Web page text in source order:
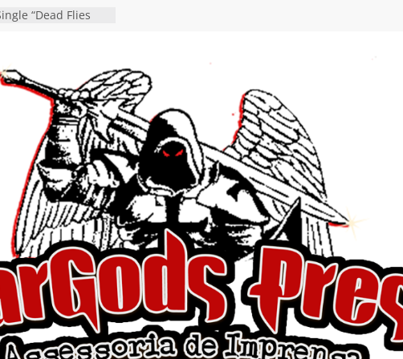
“Dead Flies
Rig” definitivo
Hell’s Heroes
de guitar & bass
“Eclipse”, segundo
“Dreaming”
a
e a artificialidade
e videoclipe de
gaúcha de Heavy
“Hellforge”